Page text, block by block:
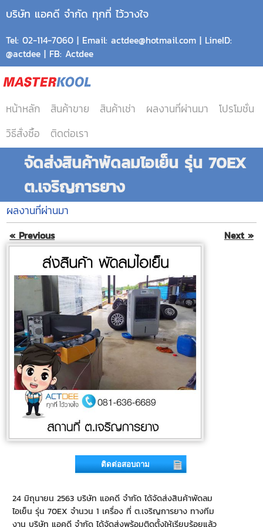
บริษัท แอคดี จำกัด ทุกที่ ไว้วางใจ
Tel: 02-114-7060 | Email: actdee@hotmail.com | LineID:
@actdee | FB: Actdee
หน้าหลัก สินค้าขาย สินค้าเช่า ผลงานที่ผ่านมา
โปรโมชั่น
วิธีสั่งซื้อ
ติดต่อเรา
จัดส่งสินค้าพัดลมไอเย็น รุ่น 70EX
ต.เจริญการยาง
ผลงานที่ผ่านมา
« Previous Next »
24 มิถุนายน 2563 บริษัท แอคดี จำกัด ได้จัดส่งสินค้าพัดลม
ไอเย็น รุ่น 70EX จำนวน 1 เครื่อง ที่ ต.เจริญการยาง ทางทีม
งาน บริษัท แอคดี จำกัด ได้จัดส่งพร้อมติดตั้งให้เรียบร้อยแล้ว